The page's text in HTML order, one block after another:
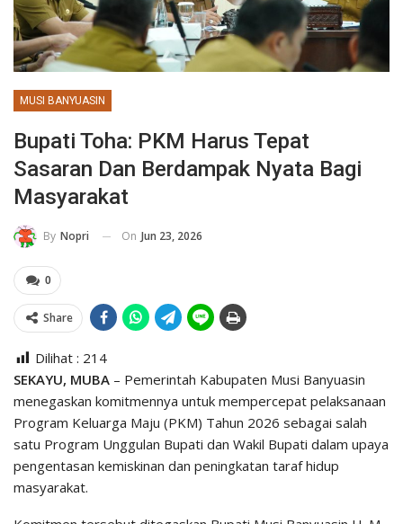
MUSI BANYUASIN
Bupati Toha: PKM Harus Tepat
Sasaran Dan Berdampak Nyata Bagi
Masyarakat
By Nopri On Jun 23, 2026
0
Share
Dilihat : 214
SEKAYU, MUBA – Pemerintah Kabupaten Musi Banyuasin
menegaskan komitmennya untuk mempercepat pelaksanaan
Program Keluarga Maju (PKM) Tahun 2026 sebagai salah
satu Program Unggulan Bupati dan Wakil Bupati dalam upaya
pengentasan kemiskinan dan peningkatan taraf hidup
masyarakat.